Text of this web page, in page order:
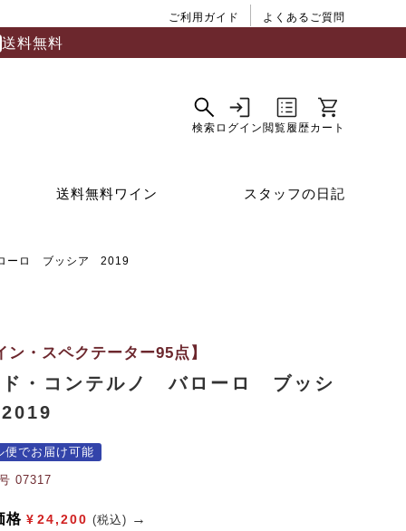
ご利用ガイド よくあるご質問
送料無料
送料無料ワイン スタッフの日記
ーロ ブッシア 2019
ン・スペクテーター95点】
ド・コンテルノ バローロ ブッシ
便でお届け可能
07317
格 ¥ 24,200 (税込)